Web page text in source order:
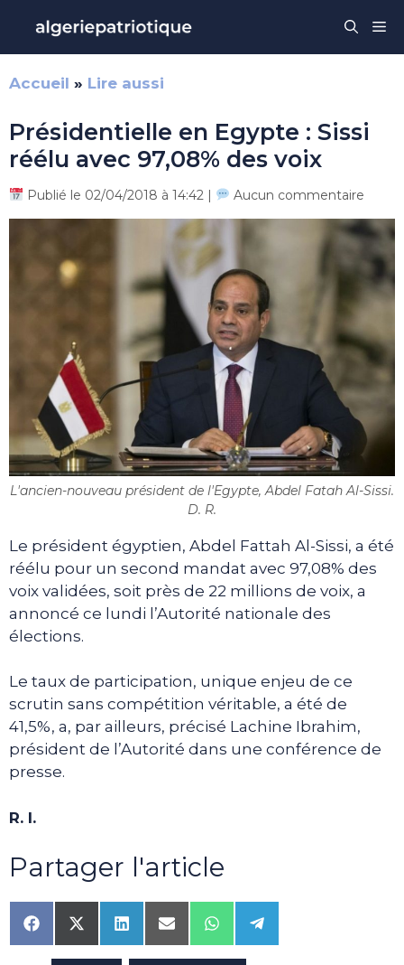
contenu
Accueil » Lire aussi
Présidentielle en Egypte : Sissi
réélu avec 97,08% des voix
Publié le 02/04/2018 à 14:42 | Aucun commentaire
L'ancien-nouveau président de l'Egypte, Abdel Fatah Al-Sissi.
D. R.
Le président égyptien, Abdel Fattah Al-Sissi, a été
réélu pour un second mandat avec 97,08% des
voix validées, soit près de 22 millions de voix, a
annoncé ce lundi l’Autorité nationale des
élections.
Le taux de participation, unique enjeu de ce
scrutin sans compétition véritable, a été de
41,5%, a, par ailleurs, précisé Lachine Ibrahim,
président de l’Autorité dans une conférence de
presse.
R. I.
Partager l'article
Share
on
Facebook
Share
on
X
Share
on
LinkedIn
Share
on
Email
Share
on
WhatsApp
Share
on